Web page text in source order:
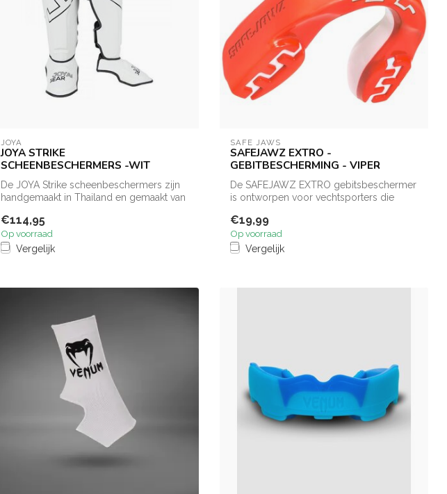
JOYA
JOYA STRIKE
SCHEENBESCHERMERS -WIT
De JOYA Strike scheenbeschermers zijn
handgemaakt in Thailand en gemaakt van
€114,95
Op voorraad
Vergelijk
SAFE JAWS
SAFEJAWZ EXTRO -
GEBITBESCHERMING - VIPER
De SAFEJAWZ EXTRO gebitsbeschermer
is ontworpen voor vechtsporters die
€19,99
Op voorraad
Vergelijk